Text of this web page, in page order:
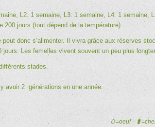
L2: 1 semaine, L3: 1 semaine, L4: 1 semaine,
jours (tout dépend de la température)
donc s’alimenter. Il vivra grâce aux réserves
jours. Les femelles vivent souvent un peu plus
stades.
avoir 2 générations en une année.
🥚=oeuf -